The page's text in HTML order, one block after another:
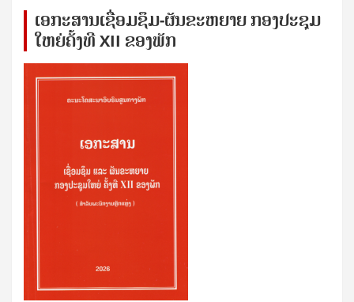
ເອກ​ະ​ສານ​ເຊ​ື່ອມ​ຊ​ຶມ-ຜັນ​ຂະ​ຫ​ຍາຍ ກອງ​ປະ​ຊຸມ​
ໃຫຍ່​ຄັ້ງ​ທີ XII ຂອງ​ພັກ